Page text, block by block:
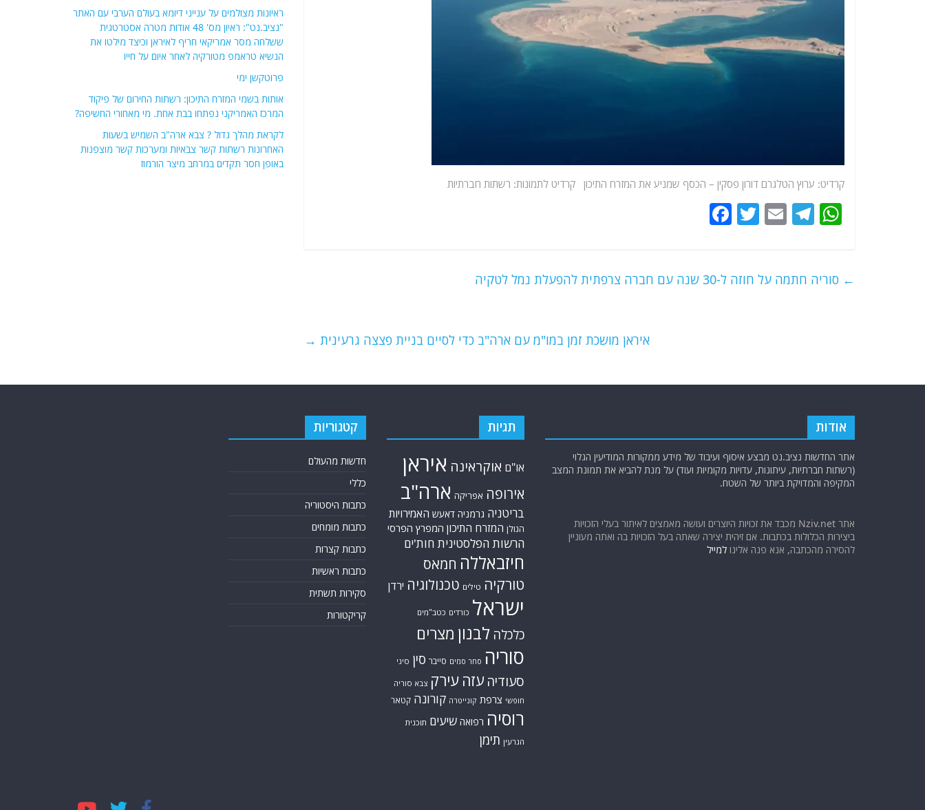
קרדיט: ערוץ הטלגרם דורון פסקין – הכסף שמניע את המזרח התיכון קרדיט לתמונות: רשתות חברתיות
W
s
T
g
E
l
T
er
e ← סוריה חתמה על חוזה ל-30 שנה עם חברה צרפתית להפעלת נמל לטקיה
איראן מושכת זמן במו"מ עם ארה"ב כדי לסיים בניית פצצה גרעינית →
ראיונות מצולמים על ענייני דיומא בעולם הערבי עם האתר
"נציב.נט": ראיון מס' 48 אודות מטרה אסטרטגית
ששלחה מסר אמריקאי חריף לאיראן וכיצד מילטו את
הנשיא טראמפ מטורקיה לאחר איום על חייו
פרוטקשן ימי
אותות בשמי המזרח התיכון: רשתות החירום של פיקוד
המרכז האמריקני נפתחו בבת אחת. מי מאחורי החשיפה?
לקראת מהלך גדול ? צבא ארה"ב השמיש בשעות
האחרונות רשתות קשר צבאיות ומערכות קשר מוצפנות
באופן חסר תקדים במרחב מיצר הורמוז
אודות
אתר החדשות נציב.נט מבצע איסוף ועיבוד של מידע ממקורות המודיעין הגלוי
(רשתות חברתיות, עיתונות, עדויות מקומיות ועוד) על מנת להביא את תמונת המצב
המקיפה והמדויקת ביותר של השטח.
אתר Nziv.net מכבד את זכויות היוצרים ועושה מאמצים לאיתור בעלי הזכויות
ביצירות הכלולות בכתבות. אם זיהית יצירה שאתה בעל הזכויות בה ואתה מעוניין
להסירה מהכתבה, אנא פנה אלינו למייל
תגיות
או"ם אוקראינה איראן
אירופה אפריקה ארה"ב
בריטניה גרמניה דאעש האמירויות
הגולן המזרח התיכון המפרץ הפרסי
הרשות הפלסטינית חות'ים
חיזבאללה חמאס
טורקיה טילים טכנולוגיה ירדן
ישראל כורדים כטב"מים
כלכלה לבנון מצרים
סוריה סחר סמים סייבר סין סיני
סעודיה עזה עירק צבא סוריה
חופשי צרפת קונייטרה קורונה קטאר
רוסיה רפואה שיעים תוכנית
הגרעין תימן
קטגוריות
חדשות מהעולם
כללי
כתבות היסטוריה
כתבות מומחים
כתבות קצרות
כתבות ראשיות
סקירות תשתית
קריקטורות